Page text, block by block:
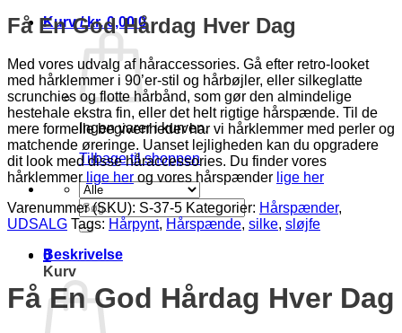
Kurv /kr.0,00 0
Ingen varer i kurven.
Tilbage til shoppen
Søg
efter:
0
Kurv
Få En God Hårdag Hver Dag
Med vores udvalg af håraccessories. Gå efter retro-looket
med hårklemmer i 90’er-stil og hårbøjler, eller silkeglatte
scrunchies og flotte hårbånd, som gør den almindelige
hestehale ekstra fin, eller det helt rigtige hårspænde. Til de
mere formelle begivenheder har vi hårklemmer med perler og
matchende øreringe. Uanset lejligheden kan du opgradere
dit look med disse håraccessories. Du finder vores
hårklemmer lige her og vores hårspænder lige her
Varenummer (SKU): S-37-5 Kategorier: Hårspænder,
UDSALG Tags: Hårpynt, Hårspænde, silke, sløjfe
Beskrivelse
Få En God Hårdag Hver Dag